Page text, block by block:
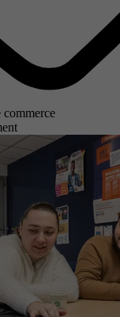
commerce